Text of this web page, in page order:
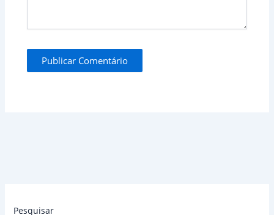
Pesquisar